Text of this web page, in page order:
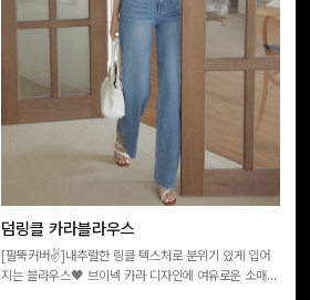
덤링클 카라블라우스
[팔뚝커버✌]내추럴한 링클 텍스처로 분위기 있게 입어
지는 블라우스🖤 브이넥 카라 디자인에 여유로운 소매핏